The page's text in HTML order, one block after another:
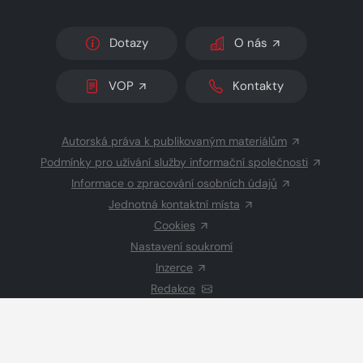
Dotazy O nás
VOP Kontakty
Autorská práva k publikovaným materiálům
Podmínky pro užívání služby informační společnosti
Informace o zpracování osobních údajů
Jednotná kontaktní místa
Cookies
Nastavení soukromí
Inzerce
Redakce